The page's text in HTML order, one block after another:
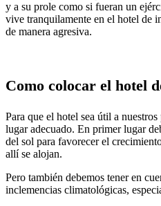
y a su prole como si fueran un
vive tranquilamente en el hotel de
de manera agresiva.
Como colocar el hotel
Para que el hotel sea útil a
lugar adecuado. En primer lugar
del sol para favorecer el
allí se alojan.
Pero también debemos tener en
inclemencias climatológicas,